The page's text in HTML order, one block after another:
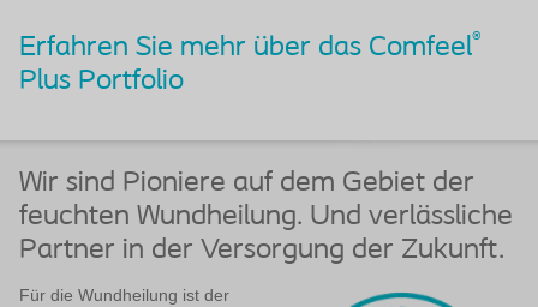
Erfahren Sie mehr über das Comfeel®
Plus Portfolio
Wir sind Pioniere auf dem Gebiet der
feuchten Wundheilung. Und verlässliche
Partner in der Versorgung der Zukunft.
Für die Wundheilung ist der